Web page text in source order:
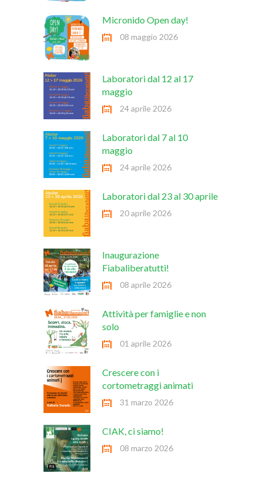
Micronido Open day!
08 maggio 2026
Laboratori dal 12 al 17
maggio
24 aprile 2026
Laboratori dal 7 al 10
maggio
24 aprile 2026
Laboratori dal 23 al 30 aprile
20 aprile 2026
Inaugurazione
Fiabaliberatutti!
08 aprile 2026
Attività per famiglie e non
solo
01 aprile 2026
Crescere con i
cortometraggi animati
31 marzo 2026
CIAK, ci siamo!
08 marzo 2026